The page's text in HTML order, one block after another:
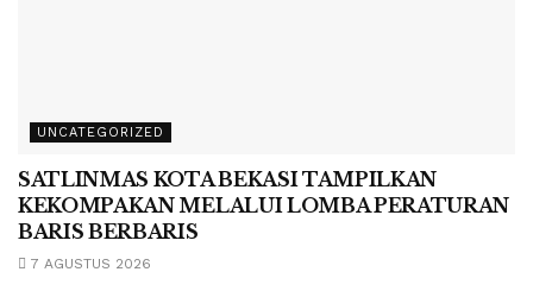
UNCATEGORIZED
SATLINMAS KOTA BEKASI TAMPILKAN
KEKOMPAKAN MELALUI LOMBA PERATURAN
BARIS BERBARIS
7 AGUSTUS 2026